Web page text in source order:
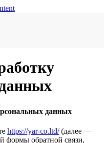
данных
https://yar-co.ltd/(далее —
формы обратной связи,